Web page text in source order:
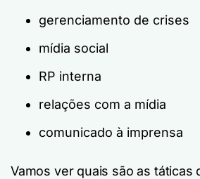
gerenciamento de crises
mídia social
RP interna
relações com a mídia
comunicado à imprensa
Vamos ver quais são as táticas